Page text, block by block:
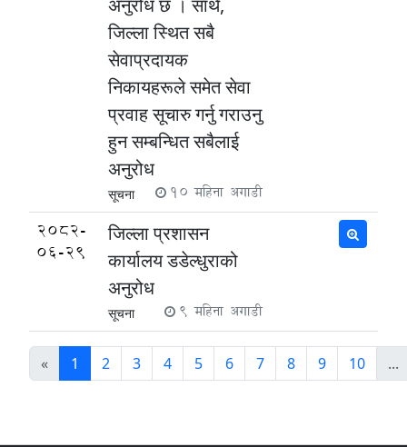
अनुरोध छ । साथै,
जिल्ला स्थित सबै
सेवाप्रदायक
निकायहरूले समेत सेवा
प्रवाह सूचारु गर्नु गराउनु
हुन सम्बन्धित सबैलाई
अनुरोध
सूचना 10 महिना अगाडी
2082-
06-29
जिल्ला प्रशासन
कार्यालय डडेल्धुराको
अनुरोध
सूचना 9 महिना अगाडी
« 1 2 3 4 5 6 7 8 9 10 ...